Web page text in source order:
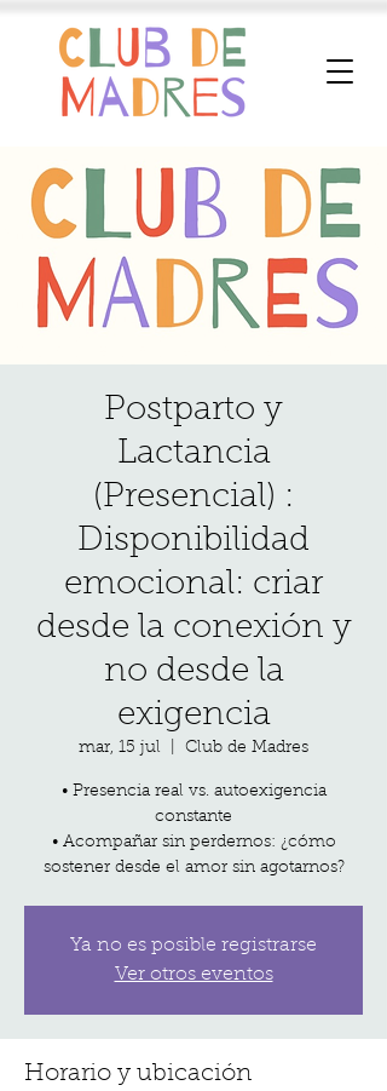
Postparto y
Lactancia
(Presencial) :
Disponibilidad
emocional: criar
desde la conexión y
no desde la
exigencia
mar, 15 jul Club de Madres
•⁠ ⁠Presencia real vs. autoexigencia
constante
•⁠ ⁠⁠Acompañar sin perdernos: ¿cómo
sostener desde el amor sin agotarnos?
Ya no es posible registrarse
Ver otros eventos
Horario y ubicación